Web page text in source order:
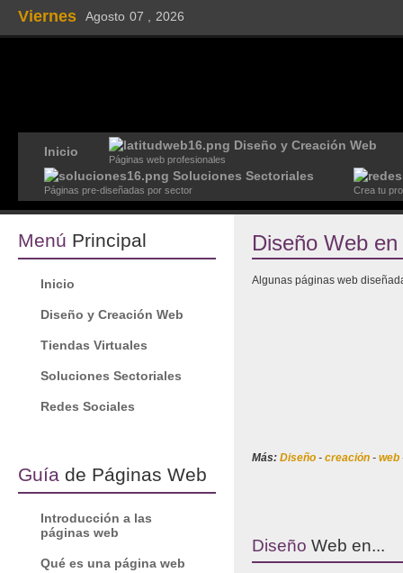
Viernes Agosto 07 , 2026
Inicio Diseño y Creación Web
Páginas web profesionales
Soluciones Sectoriales
Páginas pre-diseñadas por sector Crea tu
Diseño Web
Algunas páginas web
Más: Diseño - creación - web
Diseño Web en...
Menú Principal
Inicio
Diseño y Creación Web
Tiendas Virtuales
Soluciones Sectoriales
Redes Sociales
Guía de Páginas Web
Introducción a las
páginas web
Qué es una página web